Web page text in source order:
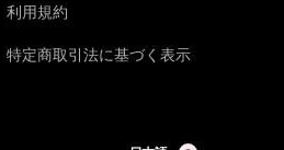
利用規約
特定商取引法に基づく表示